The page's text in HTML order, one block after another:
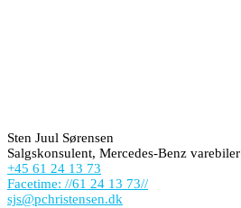
Sten Juul Sørensen
Salgskonsulent, Mercedes-Benz varebiler
+45 61 24 13 73
Facetime: //61 24 13 73//
sjs@pchristensen.dk